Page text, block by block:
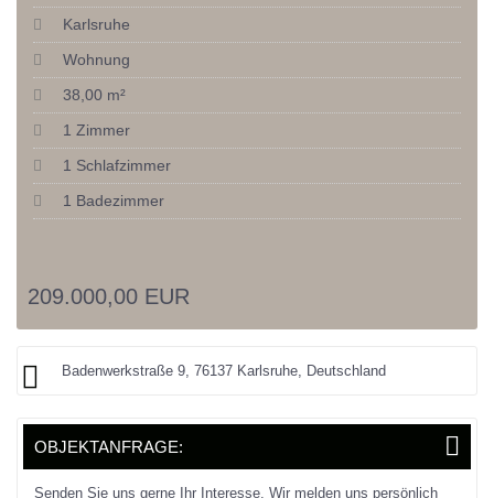
Karlsruhe
Wohnung
38,00 m²
1 Zimmer
1 Schlafzimmer
1 Badezimmer
209.000,00 EUR
Badenwerkstraße 9, 76137 Karlsruhe, Deutschland
OBJEKTANFRAGE:
Senden Sie uns gerne Ihr Interesse. Wir melden uns persönlich